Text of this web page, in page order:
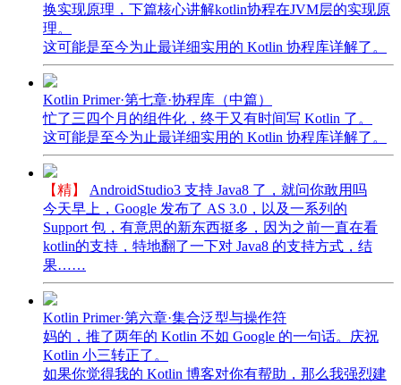
换实现原理，下篇核心讲解kotlin协程在JVM层的实现原
理。
这可能是至今为止最详细实用的 Kotlin 协程库详解了。
Kotlin Primer·第七章·协程库（中篇）
忙了三四个月的组件化，终于又有时间写 Kotlin 了。
这可能是至今为止最详细实用的 Kotlin 协程库详解了。
【精】
AndroidStudio3 支持 Java8 了，就问你敢用吗
今天早上，Google 发布了 AS 3.0，以及一系列的
Support 包，有意思的新东西挺多，因为之前一直在看
kotlin的支持，特地翻了一下对 Java8 的支持方式，结
果……
Kotlin Primer·第六章·集合泛型与操作符
妈的，推了两年的 Kotlin 不如 Google 的一句话。庆祝
Kotlin 小三转正了。
如果你觉得我的 Kotlin 博客对你有帮助，那么我强烈建